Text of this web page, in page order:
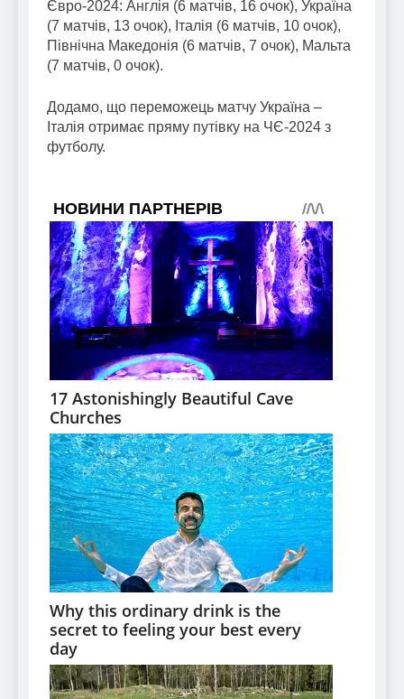
Євро-2024: Англія (6 матчів, 16 очок), Україна
(7 матчів, 13 очок), Італія (6 матчів, 10 очок),
Північна Македонія (6 матчів, 7 очок), Мальта
(7 матчів, 0 очок).
Додамо, що переможець матчу Україна –
Італія отримає пряму путівку на ЧЄ-2024 з
футболу.